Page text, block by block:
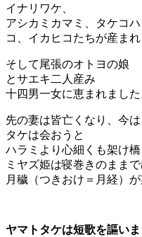
イナリワケ、
アシカミカマミ、タケコ
コ、イカヒコたちが産まれ
そして尾張のオトヨの娘
とサエキ二人産み
十四男一女に恵まれました
先の妻は皆亡くなり、今
タケは会おうと
ハラミより心細くも架け
ミヤズ姫は寝巻きのまま
月穢（つきおけ＝月経）
ヤマトタケは短歌を謳いま